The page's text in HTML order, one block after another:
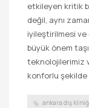
etkileyen kritik
değil, aynı
iyileştirilmesi ve
büyük önem
teknolojilerimiz
konforlu
ankara diş